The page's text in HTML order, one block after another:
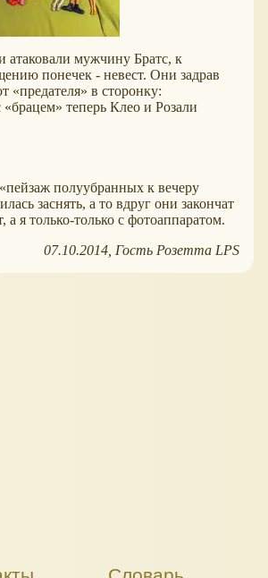
атаковали мужчину Братс, к
понечек - невест. Они задрав
предателя
в сторонку:
брацем
теперь Клео и Розали
пейзаж полуубранных к вечеру
заснять, а то вдруг они закончат
а я только-только с фотоаппаратом.
07.10.2014 Гость Розетта LPS